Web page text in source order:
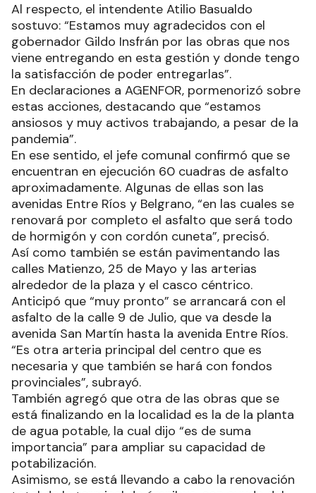
Al respecto, el intendente Atilio Basualdo
sostuvo: “Estamos muy agradecidos con el
gobernador Gildo Insfrán por las obras que nos
viene entregando en esta gestión y donde tengo
la satisfacción de poder entregarlas”.
En declaraciones a AGENFOR, pormenorizó sobre
estas acciones, destacando que “estamos
ansiosos y muy activos trabajando, a pesar de la
pandemia”.
En ese sentido, el jefe comunal confirmó que se
encuentran en ejecución 60 cuadras de asfalto
aproximadamente. Algunas de ellas son las
avenidas Entre Ríos y Belgrano, “en las cuales se
renovará por completo el asfalto que será todo
de hormigón y con cordón cuneta”, precisó.
Así como también se están pavimentando las
calles Matienzo, 25 de Mayo y las arterias
alrededor de la plaza y el casco céntrico.
Anticipó que “muy pronto” se arrancará con el
asfalto de la calle 9 de Julio, que va desde la
avenida San Martín hasta la avenida Entre Ríos.
“Es otra arteria principal del centro que es
necesaria y que también se hará con fondos
provinciales”, subrayó.
También agregó que otra de las obras que se
está finalizando en la localidad es la de la planta
de agua potable, la cual dijo “es de suma
importancia” para ampliar su capacidad de
potabilización.
Asimismo, se está llevando a cabo la renovación